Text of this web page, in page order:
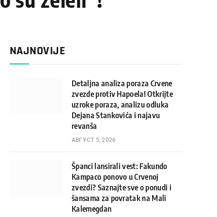
NAJNOVIJE
Detaljna analiza poraza Crvene
zvezde protiv Hapoela! Otkrijte
uzroke poraza, analizu odluka
Dejana Stankovića i najavu
revanša
АВГУСТ 5, 2026
Španci lansirali vest: Fakundo
Kampaco ponovo u Crvenoj
zvezdi? Saznajte sve o ponudi i
šansama za povratak na Mali
Kalemegdan